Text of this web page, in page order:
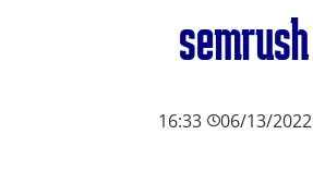
semrush
06/13/2022
16:33